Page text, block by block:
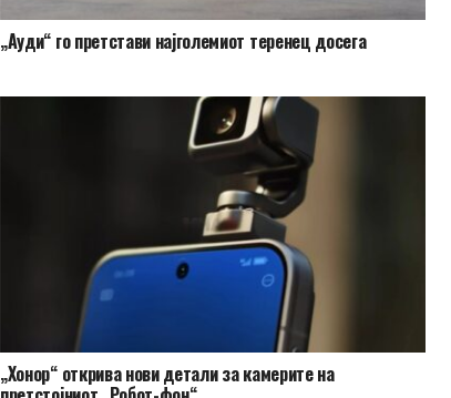
„Ауди“ го претстави најголемиот теренец досега
„Хонор“ открива нови детали за камерите на